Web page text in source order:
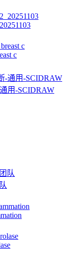
c
用-SCIDRAW